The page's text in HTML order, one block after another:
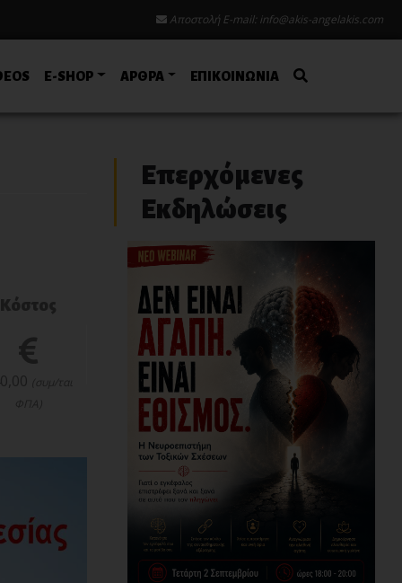
Αποστολή E-mail: info@akis-angelakis.com
E-SHOP ΑΡΘΡΑ ΕΠΙΚΟΙΝΩΝΙΑ
Κόστος
Επερχόμενες
Εκδηλώσεις